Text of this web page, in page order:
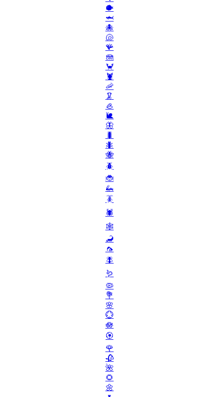
🐡
🦈
🐙
🐚
🪸
🪼
🦀
🦞
🦐
🦑
🦪
🐌
🦋
🐛
🐜
🐝
🪲
🐞
🦗
🪳
🕷️
🕸️
🦂
🦟
🪰
🪱
🦠
💐
🌸
💮
🪷
🏵️
🌹
🥀
🌺
🌻
🌼